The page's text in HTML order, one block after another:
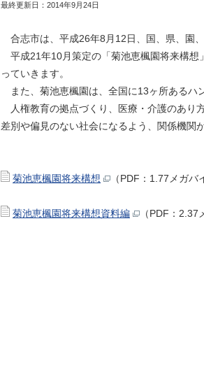
最終更新日： 2014年9月24日
合志市は、平成26年8月12日、国、県、園
平成21年10月策定の「菊池恵楓園将来構想
っていきます。
また、菊池恵楓園は、全国に13ヶ所あるハ
人権教育の拠点づくり、医療・介護のあり
差別や偏見のない社会になるよう、関係機関
菊池恵楓園将来構想 （PDF：1.77メガバ
菊池恵楓園将来構想資料編 （PDF：2.37